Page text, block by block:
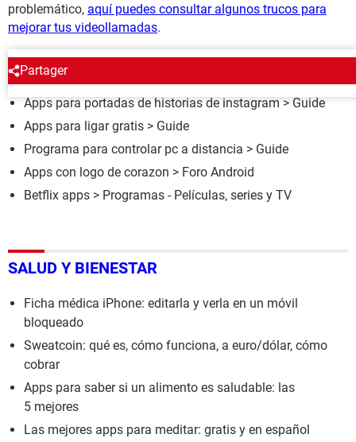
problemático, aquí puedes consultar algunos trucos para
mejorar tus videollamadas.
Partager
ALREDEDOR DEL MISMO TEMA
Apps para portadas de historias de instagram > Guide
Apps para ligar gratis > Guide
Programa para controlar pc a distancia > Guide
Apps con logo de corazon > Foro Android
Betflix apps > Programas - Películas, series y TV
SALUD Y BIENESTAR
Ficha médica iPhone: editarla y verla en un móvil
bloqueado
Sweatcoin: qué es, cómo funciona, a euro/dólar, cómo
cobrar
Apps para saber si un alimento es saludable: las
5 mejores
Las mejores apps para meditar: gratis y en español